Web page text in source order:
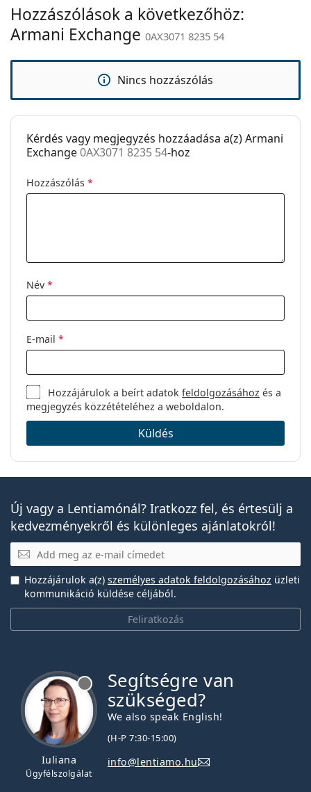
Állítható
orrpárna:
Nem
Tok:
Nem
Tisztítókendő:
Igen
Egyéb
Kategória:
Hozzászólások a következőhöz:
Armani Exchange 0AX3071 8235 54
Nincs hozzászólás
Kérdés vagy megjegyzés hozzáadása a(z) Armani
Exchange0AX3071 8235 54-hoz
Hozzászólás *
Név *
E-mail *
Hozzájárulok a beírt adatokfeldolgozásához és a
megjegyzés közzétételéhez a weboldalon.
Küldés
Új vagy a Lentiamónál? Iratkozz fel, és értesülj a
kedvezményekről és különleges ajánlatokról!
E-mail
Feliratkozás
Hozzájárulok a(z) személyes adatok feldolgozásához üzleti
kommunikáció küldése céljából.
Iuliana
Ügyfélszolgálat
Segítségre van
szükséged?
We also speak English!
(H-P 7:30-15:00)
info@lentiamo.hu